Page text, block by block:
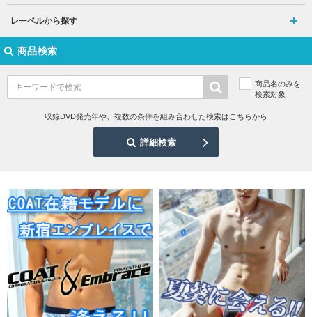
レーベルから探す
商品検索
商品名のみを
検索対象
収録DVD発売年や、複数の条件を組み合わせた検索はこちらから
詳細検索